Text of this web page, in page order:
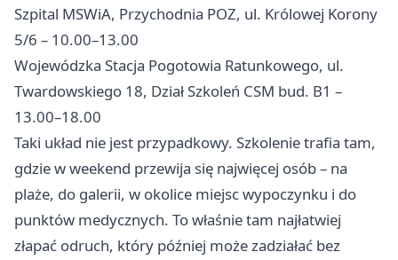
Szpital MSWiA, Przychodnia POZ, ul. Królowej Korony
5/6 – 10.00–13.00
Wojewódzka Stacja Pogotowia Ratunkowego, ul.
Twardowskiego 18, Dział Szkoleń CSM bud. B1 –
13.00–18.00
Taki układ nie jest przypadkowy. Szkolenie trafia tam,
gdzie w weekend przewija się najwięcej osób – na
plaże, do galerii, w okolice miejsc wypoczynku i do
punktów medycznych. To właśnie tam najłatwiej
złapać odruch, który później może zadziałać bez